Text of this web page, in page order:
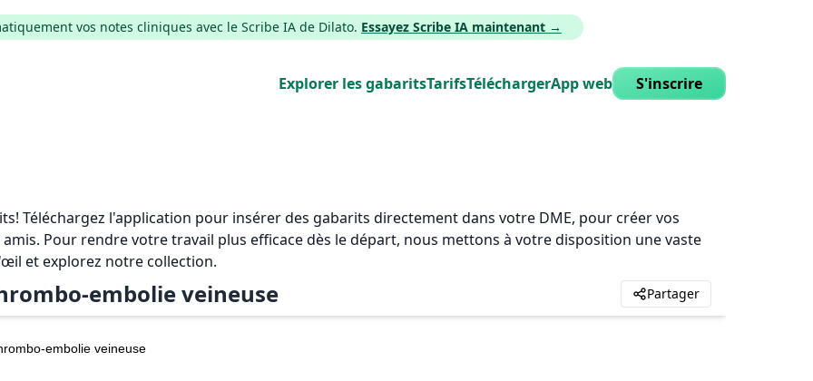
vos notes cliniques avec le Scribe IA de Dilato. Essayez Scribe IA maintenant →
Explorer les gabaritsTarifsTéléchargerApp web S'inscrire
Téléchargez l'application pour insérer des gabarits directement dans votre DME, pour créer vos
Pour rendre votre travail plus efficace dès le départ, nous mettons à votre disposition une vaste
et explorez notre collection.
embolie veineuse Partager
embolie veineuse